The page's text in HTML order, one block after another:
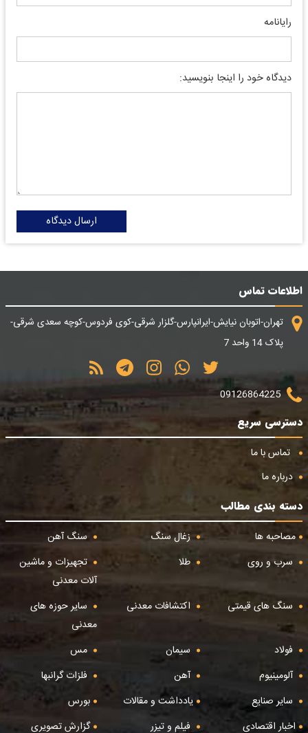
رایانامه
دیدگاه خود را اینجا بنویسید:
ارسال دیدگاه
اطلاعات تماس
تهران-اتوبان نیایش-ایرانپارس-گلزار شرقی-کوی فردوس-کوچه سعدی شرقی-
پلاک 14 واحد 7
09126864225
دسترسی سریع
تماس با ما
درباره ما
دسته بندی مطالب
مصاحبه ها
زغال سنگ
سنگ آهن
سرب و روی
طلا
تجهیزات و ماشین
آلات معدنی
سنگ های قیمتی
اکتشافات معدنی
سایر حوزه های
معدنی
فولاد
سیمان
مس
آلومینیوم
آهن
فلزات گرانبها
سایر صنایع
یادداشت و مقالات
بورس
اخبار اقتصادی
فیلم و تیزر گزارش تصویری